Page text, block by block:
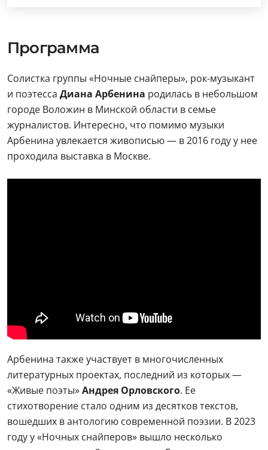
Программа
Солистка группы «Ночные снайперы», рок-музыкант
и поэтесса Диана Арбенина родилась в небольшом
городе Воложин в Минской области в семье
журналистов. Интересно, что помимо музыки
Арбенина увлекается живописью — в 2016 году у нее
проходила выставка в Москве.
Арбенина также участвует в многочисленных
литературных проектах, последний из которых —
«Живые поэты»Андрея Орловского. Ее
стихотворение стало одним из десятков текстов,
вошедших в антологию современной поэзии. В 2023
году у «Ночных снайперов» вышло несколько